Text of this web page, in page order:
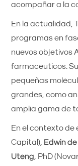
acompañar a la
En la actualidad,
programas en
nuevos objetivos
farmacéuticos.
pequeñas
grandes, como
amplia gama de
En el contexto
Capital), Edwin
Uteng , PhD